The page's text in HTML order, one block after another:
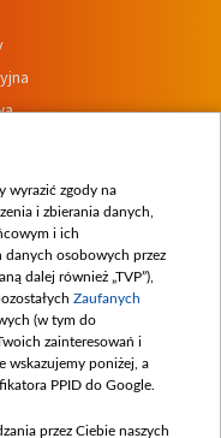
wyrazić zgody na
i zbierania danych,
i ich
danych osobowych przez
dalej również „TVP”),
Zaufanych
(w tym do
zainteresowań i
wskazujemy poniżej, a
PPID do Google.
przez Ciebie naszych